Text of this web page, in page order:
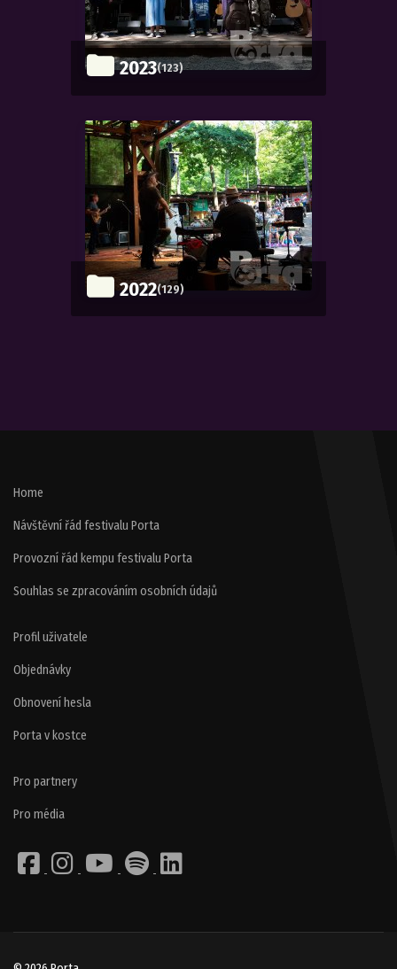
2023(123)
2022(129)
Home
Návštěvní řád festivalu Porta
Provozní řád kempu festivalu Porta
Souhlas se zpracováním osobních údajů
Profil uživatele
Objednávky
Obnovení hesla
Porta v kostce
Pro partnery
Pro média